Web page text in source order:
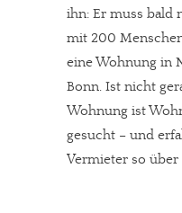
JETZT SPENDEN
ihn: Er muss bald
mit 200
eine Wohnung in
Bonn. Ist nicht
Wohnung ist
gesucht – und
Vermieter so